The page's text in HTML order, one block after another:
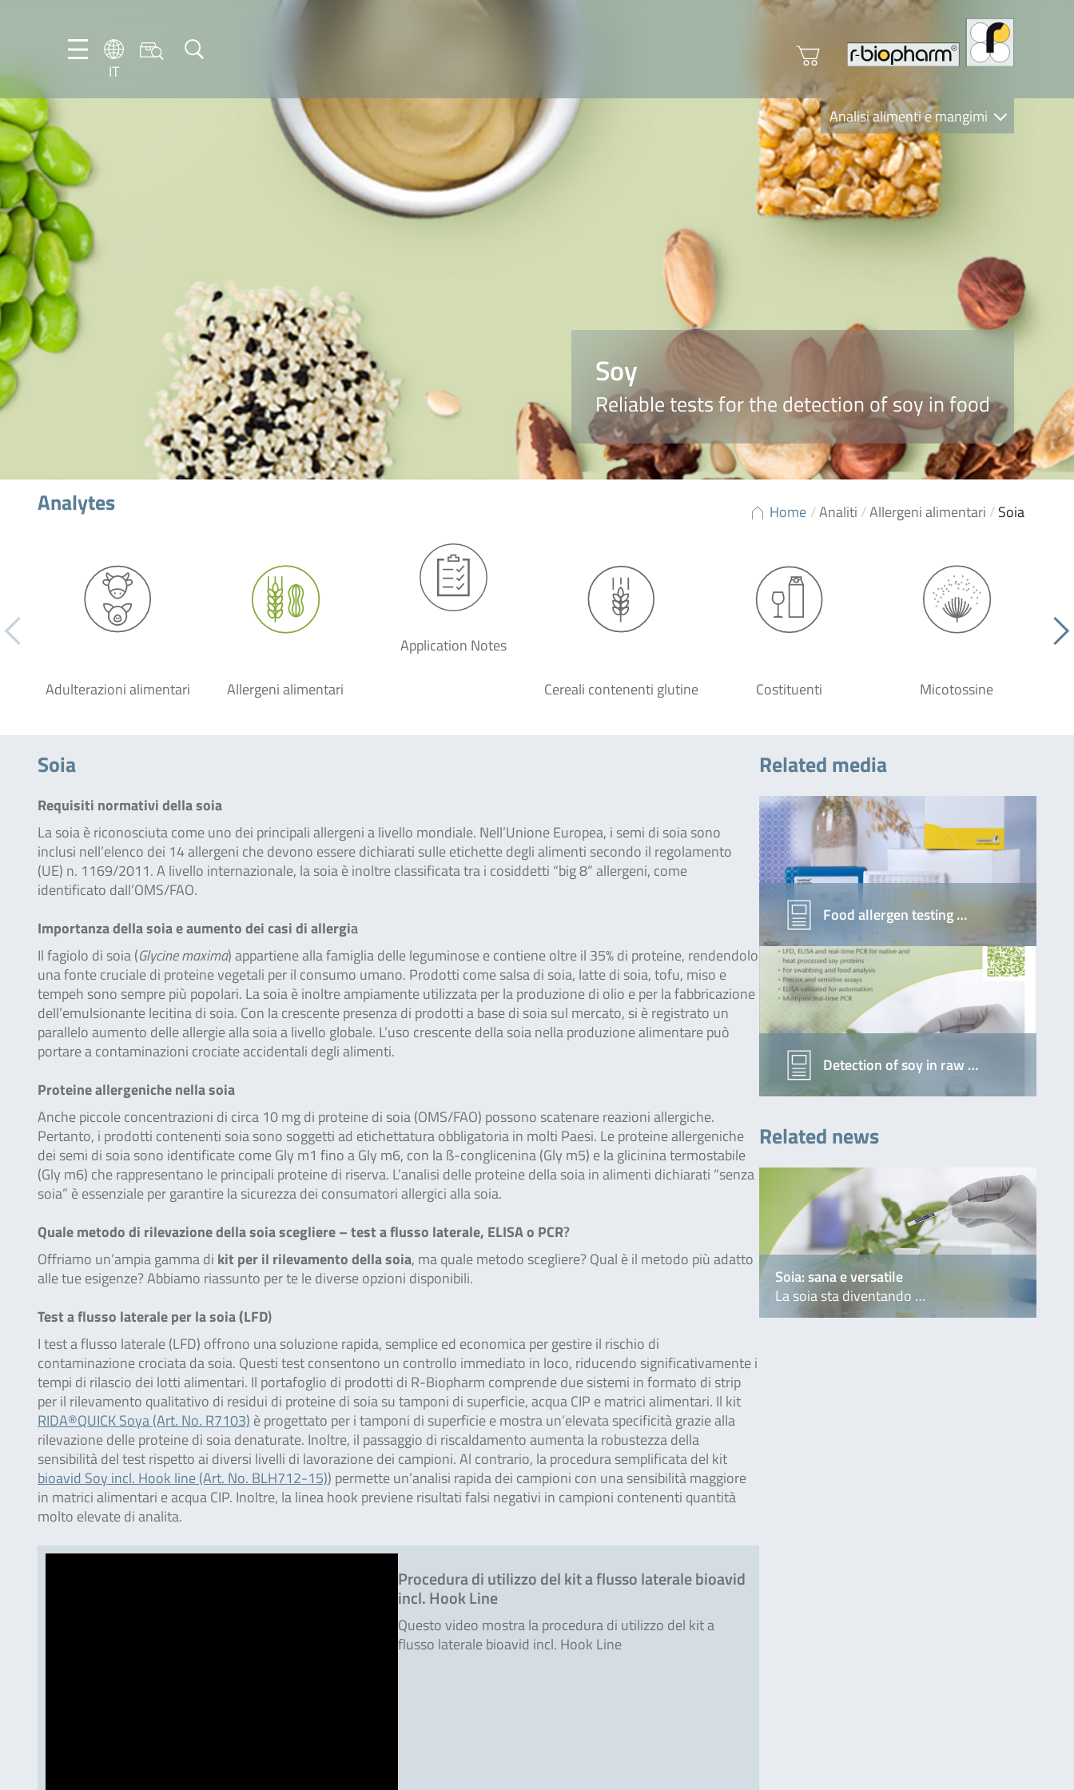
IT
FR
Analisi alimenti e mangimi
Diagnostica Clinica
R-Biopharm AG
Nutrition Care
Soy
Reliable tests for the detection of soy in food
Home /Analiti /Allergeni alimentari /Soia
Analytes
Adulterazioni alimentari Allergeni alimentari
Application Notes
Cereali contenenti glutine Costituenti Micotossine
Soia
Requisiti normativi della soia
La soia è riconosciuta come uno dei principali allergeni a livello mondiale. Nell’Unione Europea, i semi di soia sono
inclusi nell’elenco dei 14 allergeni che devono essere dichiarati sulle etichette degli alimenti secondo il regolamento
(UE) n. 1169/2011. A livello internazionale, la soia è inoltre classificata tra i cosiddetti “big 8” allergeni, come
identificato dall’OMS/FAO.
Importanza della soia e aumento dei casi di allergia
Il fagiolo di soia (Glycine maxima) appartiene alla famiglia delle leguminose e contiene oltre il 35% di proteine, rendendolo
una fonte cruciale di proteine vegetali per il consumo umano. Prodotti come salsa di soia, latte di soia, tofu, miso e
tempeh sono sempre più popolari. La soia è inoltre ampiamente utilizzata per la produzione di olio e per la fabbricazione
dell’emulsionante lecitina di soia. Con la crescente presenza di prodotti a base di soia sul mercato, si è registrato un
parallelo aumento delle allergie alla soia a livello globale. L’uso crescente della soia nella produzione alimentare può
portare a contaminazioni crociate accidentali degli alimenti.
Proteine allergeniche nella soia
Anche piccole concentrazioni di circa 10 mg di proteine di soia (OMS/FAO) possono scatenare reazioni allergiche.
Pertanto, i prodotti contenenti soia sono soggetti ad etichettatura obbligatoria in molti Paesi. Le proteine allergeniche
dei semi di soia sono identificate come Gly m1 fino a Gly m6, con la ß-conglicenina (Gly m5) e la glicinina termostabile
(Gly m6) che rappresentano le principali proteine di riserva. L’analisi delle proteine della soia in alimenti dichiarati “senza
soia” è essenziale per garantire la sicurezza dei consumatori allergici alla soia.
Quale metodo di rilevazione della soia scegliere – test a flusso laterale, ELISA o PCR?
Offriamo un’ampia gamma di kit per il rilevamento della soia, ma quale metodo scegliere? Qual è il metodo più adatto
alle tue esigenze? Abbiamo riassunto per te le diverse opzioni disponibili.
Test a flusso laterale per la soia (LFD)
I test a flusso laterale (LFD) offrono una soluzione rapida, semplice ed economica per gestire il rischio di
contaminazione crociata da soia. Questi test consentono un controllo immediato in loco, riducendo significativamente i
tempi di rilascio dei lotti alimentari. Il portafoglio di prodotti di R-Biopharm comprende due sistemi in formato di strip
per il rilevamento qualitativo di residui di proteine di soia su tamponi di superficie, acqua CIP e matrici alimentari. Il kit
RIDA®QUICK Soya (Art. No. R7103) è progettato per i tamponi di superficie e mostra un’elevata specificità grazie alla
rilevazione delle proteine di soia denaturate. Inoltre, il passaggio di riscaldamento aumenta la robustezza della
sensibilità del test rispetto ai diversi livelli di lavorazione dei campioni. Al contrario, la procedura semplificata del kit
bioavid Soy incl. Hook line (Art. No. BLH712-15)) permette un’analisi rapida dei campioni con una sensibilità maggiore
in matrici alimentari e acqua CIP. Inoltre, la linea hook previene risultati falsi negativi in campioni contenenti quantità
molto elevate di analita.
Procedura di utilizzo del kit a flusso laterale bioavid
incl. Hook Line
Questo video mostra la procedura di utilizzo del kit a
flusso laterale bioavid incl. Hook Line
Related media
Food allergen testing …
Detection of soy in raw …
Related news
Soia: sana e versatile
La soia sta diventando …